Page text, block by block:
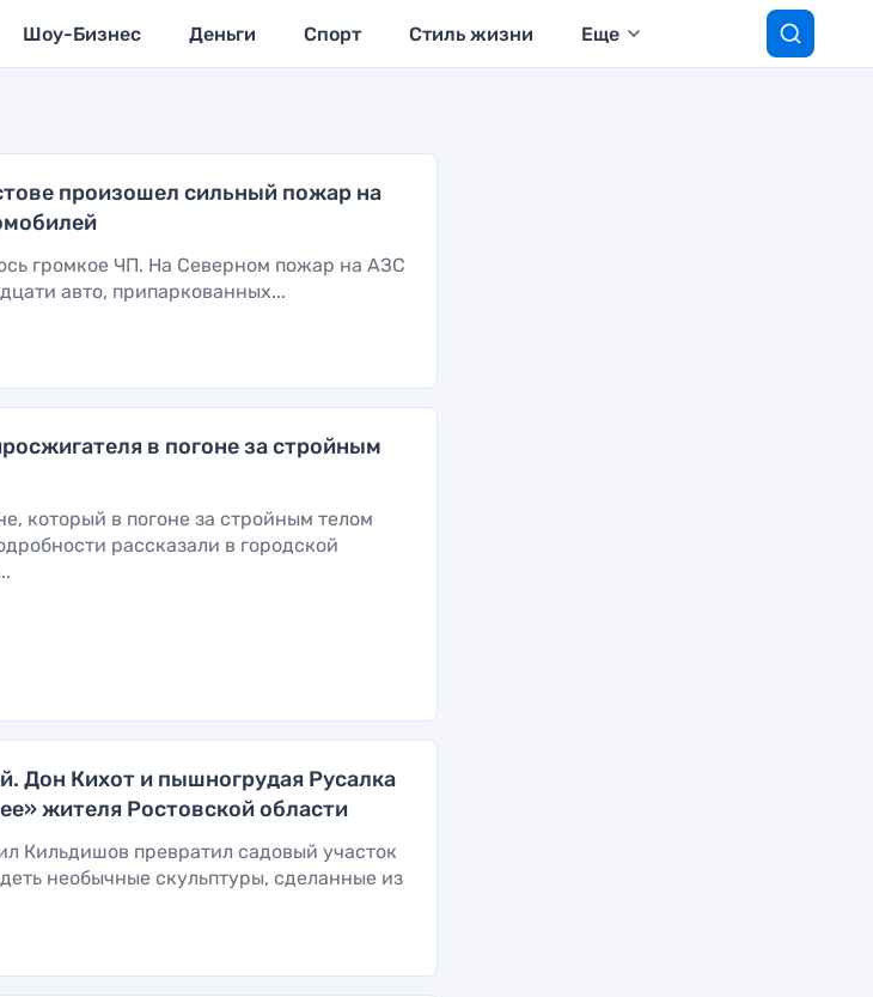
Шоу-Бизнес Деньги Спорт Стиль жизни Еще
произошел сильный пожар на
громкое ЧП. На Северном пожар на АЗС
авто, припаркованных...
в погоне за стройным
который в погоне за стройным телом
рассказали в городской
Дон Кихот и пышногрудая Русалка
жителя Ростовской области
Кильдишов превратил садовый участок
необычные скульптуры, сделанные из